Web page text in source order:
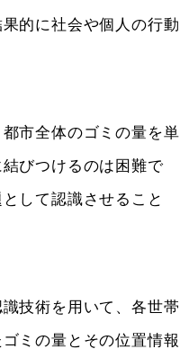
的に社会や個人の行動
市全体のゴミの量を単
びつけるのは困難で
して認識させること
技術を用いて、各世帯
ミの量とその位置情報